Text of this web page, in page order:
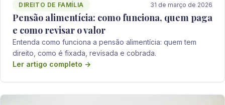
DIREITO DE FAMÍLIA 31 de março de 2026
Pensão alimentícia: como funciona, quem paga
e como revisar o valor
Entenda como funciona a pensão alimentícia: quem tem
direito, como é fixada, revisada e cobrada.
Ler artigo completo →